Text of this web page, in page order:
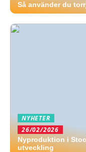
Så använder du
NYHETER
26/02/2026
Nyproduktion i
utveckling